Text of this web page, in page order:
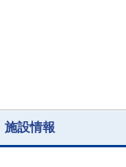
施設情報